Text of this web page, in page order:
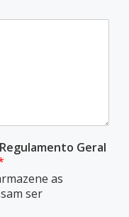
Geral
as
ser